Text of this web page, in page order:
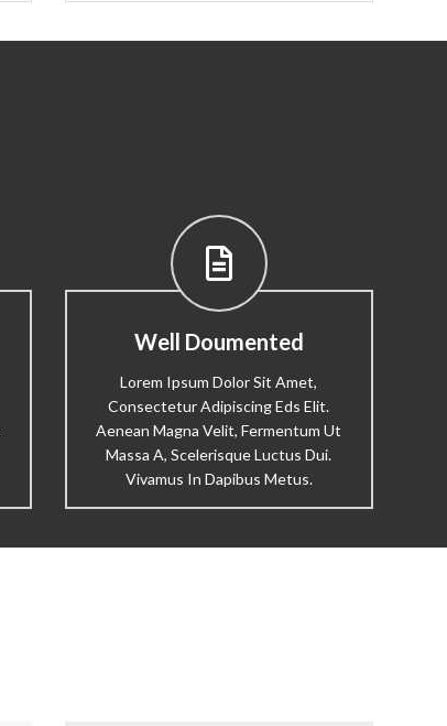
Well Doumented
Lorem Ipsum Dolor Sit Amet,
Consectetur Adipiscing Eds Elit.
Aenean Magna Velit, Fermentum Ut
Massa A, Scelerisque Luctus Dui.
Vivamus In Dapibus Metus.